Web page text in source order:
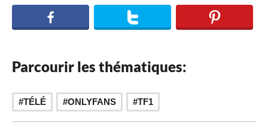
Parcourir les thématiques:
TÉLÉ ONLYFANS TF1